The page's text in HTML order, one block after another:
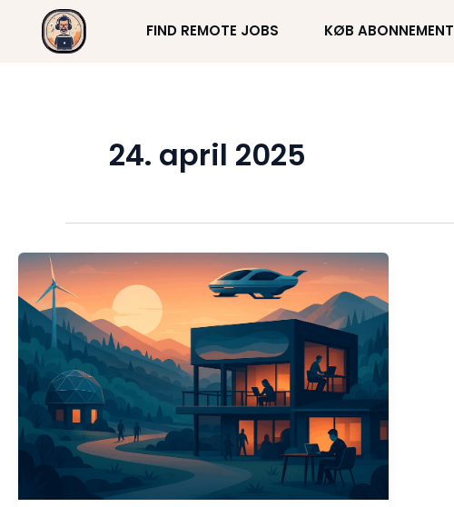
indholdet
FIND REMOTE JOBS KØB ABONNEMENT
24. april 2025